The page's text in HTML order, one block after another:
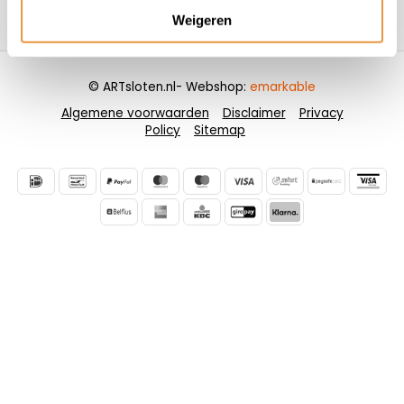
Weigeren
Contactgegevens
Algemene voorwaarden Disclaimer
Privacy
Policy
Sitemap
© ARTsloten.nl- Webshop: emarkable